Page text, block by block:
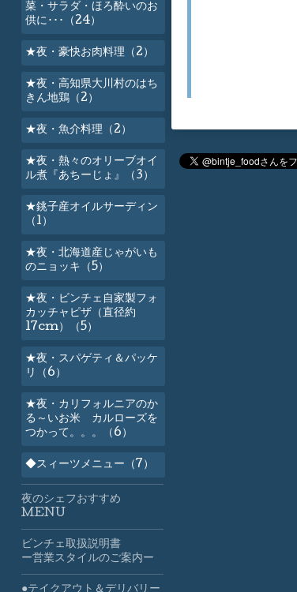
菜・サラダ・ほろ酔いのお
供に･･･（24）
★夜・豪快お肉料理（2）
★夜・高知県大川村のはち
きん地鶏（2）
★夜・魚介料理（2）
★夜・熱々のオリーブオイ
ル煮『あちーじょ』（3）
★銚子産オイルサーディン
（1）
★夜・北海道産じゃがいも
のニョッキ（5）
★夜・ビンチェ自家製フォ
カッチャピザ（直径約
17cm）（5）
★夜・スパゲティ＆パッケ
リ（6）
★夜・カリフォルニアのか
る～いお米 カルローズを
つかって。。。（6）
◆スィーツメニュー（7）
夜のシェフおすすめ
MENU
ビンチェ取扱説明書
ー営業スタイルのご案内ー